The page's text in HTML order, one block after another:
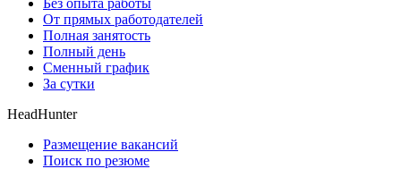
Без опыта работы
От прямых работодателей
Полная занятость
Полный день
Сменный график
За сутки
HeadHunter
Размещение вакансий
Поиск по резюме